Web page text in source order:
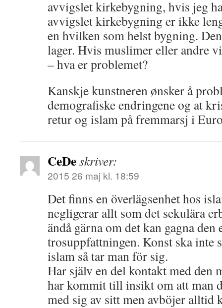
avvigslet kirkebygning, hvis jeg
avvigslet kirkebygning er ikke
en hvilken som helst bygning.
lager. Hvis muslimer eller andre
– hva er problemet?
Kanskje kunstneren ønsker å
demografiske endringene og at
retur og islam på fremmarsj i
CeDeskriver:
2015 26 maj kl. 18:59
Det finns en överlägsenhet hos
negligerar allt som det sekulära
ändå gärna om det kan gagna den
trosuppfattningen. Konst ska inte
islam så tar man för sig.
Har själv en del kontakt med den
har kommit till insikt om att man
med sig av sitt men avböjer alltid